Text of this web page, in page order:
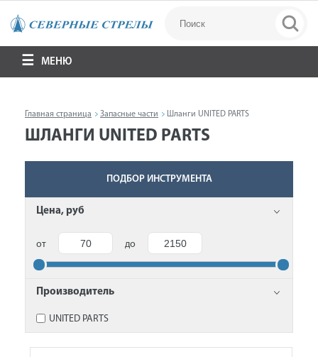
МЕНЮ
Главная страница Запасные части Шланги UNITED PARTS
ШЛАНГИ UNITED PARTS
ПОДБОР ИНСТРУМЕНТА
Цена, руб
от до
Производитель
UNITED PARTS